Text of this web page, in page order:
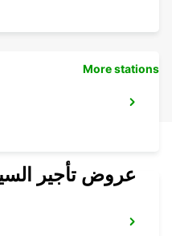
More stations
عروض تأجير